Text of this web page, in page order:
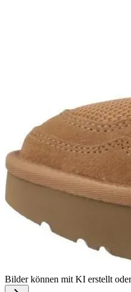
Bilder können mit KI erstellt